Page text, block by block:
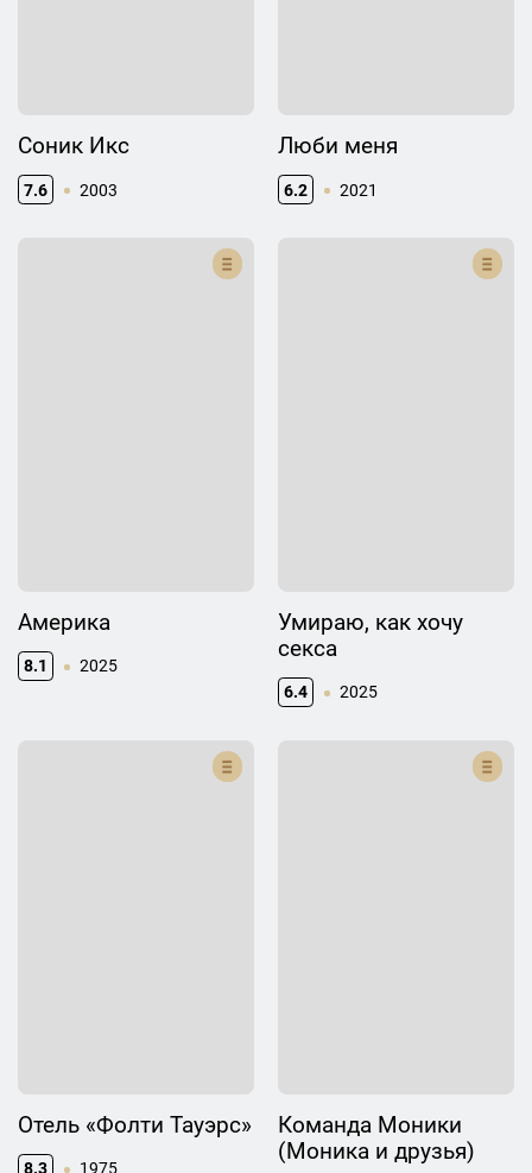
Соник Икс
7.6 2003
Люби меня
6.2 2021
Америка
8.1 2025
Умираю, как хочу
секса
6.4 2025
Отель «Фолти Тауэрс»
8.3 1975
Команда Моники
(Моника и друзья)